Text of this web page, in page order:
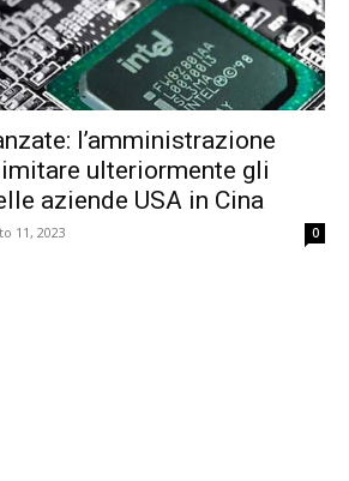
l’amministrazione
ulteriormente gli
aziende USA in Cina
11, 2023 0